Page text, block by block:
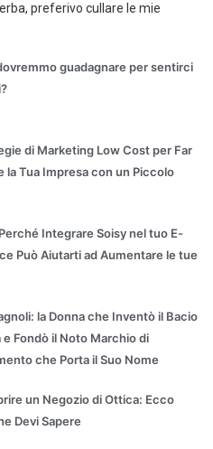
preferivo cullare le mie
guadagnare per sentirci
di Marketing Low Cost per Far
la Tua Impresa con un Piccolo
Integrare Soisy nel tuo E-
Può Aiutarti ad Aumentare le tue
la Donna che Inventò il Bacio
e Fondò il Noto Marchio di
che Porta il Suo Nome
un Negozio di Ottica: Ecco
Devi Sapere